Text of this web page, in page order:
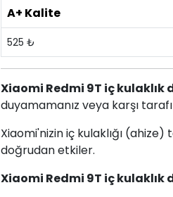
A+ Kalite
525 ₺
Xiaomi Redmi 9T iç kulaklık
duyamamanız veya karşı
Xiaomi'nizin iç kulaklığı
doğrudan etkiler.
Xiaomi Redmi 9T iç kulaklık